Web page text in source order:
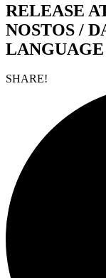
RELEASE
NOSTOS /
LANGUAGE
SHARE!